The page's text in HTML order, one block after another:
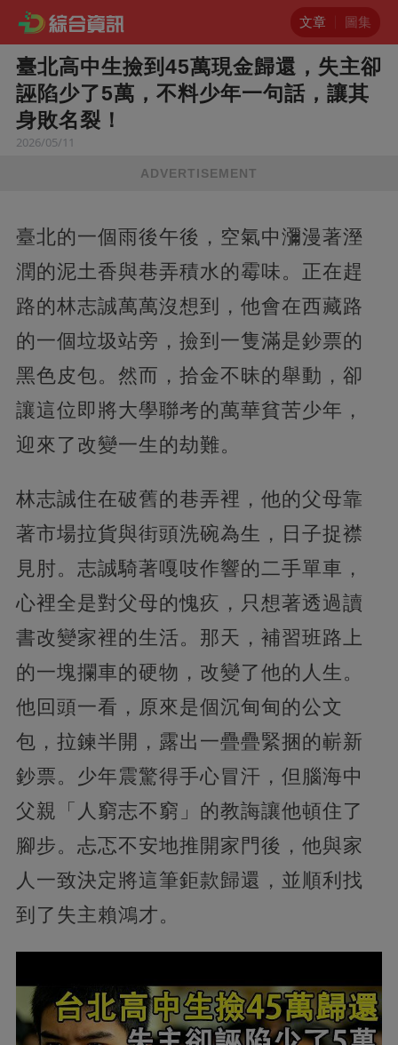
文章 圖集
臺北高中生撿到45萬現金歸還，失主卻
誣陷少了5萬，不料少年一句話，讓其
身敗名裂！
2026/05/11
ADVERTISEMENT
臺北的一個雨後午後，空氣中瀰漫著溼
潤的泥土香與巷弄積水的霉味。正在趕
路的林志誠萬萬沒想到，他會在西藏路
的一個垃圾站旁，撿到一隻滿是鈔票的
黑色皮包。然而，拾金不昧的舉動，卻
讓這位即將大學聯考的萬華貧苦少年，
迎來了改變一生的劫難。
林志誠住在破舊的巷弄裡，他的父母靠
著市場拉貨與街頭洗碗為生，日子捉襟
見肘。志誠騎著嘎吱作響的二手單車，
心裡全是對父母的愧疚，只想著透過讀
書改變家裡的生活。那天，補習班路上
的一塊攔車的硬物，改變了他的人生。
他回頭一看，原來是個沉甸甸的公文
包，拉鍊半開，露出一疊疊緊捆的嶄新
鈔票。少年震驚得手心冒汗，但腦海中
父親「人窮志不窮」的教誨讓他頓住了
腳步。忐忑不安地推開家門後，他與家
人一致決定將這筆鉅款歸還，並順利找
到了失主賴鴻才。